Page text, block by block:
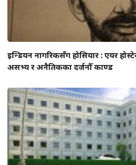
इन्डियन नागरिकसँग होसियार : एयर
असभ्य र अनैतिकका दर्जनौँ काण्ड